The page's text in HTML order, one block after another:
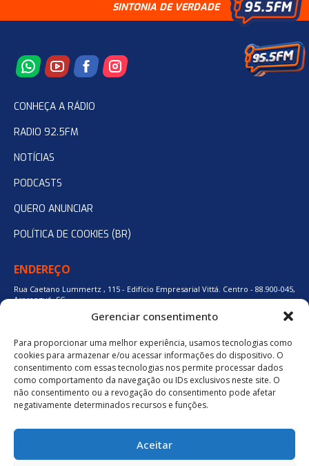
Gerenciar consentimento
Para proporcionar uma melhor experiência, usamos tecnologias como
cookies para armazenar e/ou acessar informações do dispositivo. O
consentimento com essas tecnologias nos permite processar dados
como comportamento da navegação ou IDs exclusivos neste site. O
não consentimento ou a revogação do consentimento pode afetar
negativamente determinados recursos e funções.
Aceitar
SINTONIA DE VERDADE
CONHEÇA A RÁDIO
RADIO 92.5FM
NOTÍCIAS
PODCASTS
QUERO ANUNCIAR
POLÍTICA DE COOKIES (BR)
ENDEREÇO
Rua Caetano Lummertz , 115 - Edifício Empresarial Vittá. Centro - 88.900-045,
Araranguá, SC.
48 3524-0137
48 9880-84667